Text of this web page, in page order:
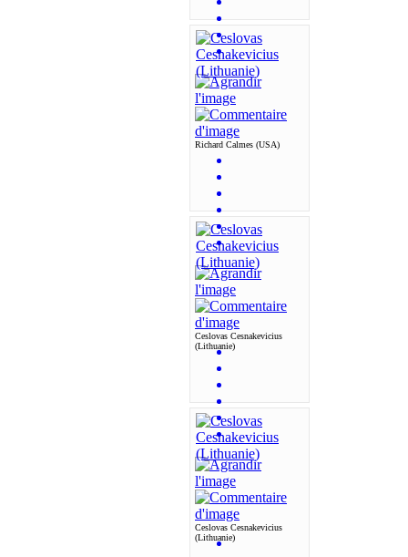
Richard Calmes (USA)
Ceslovas Cesnakevicius
(Lithuanie)
Ceslovas Cesnakevicius
(Lithuanie)